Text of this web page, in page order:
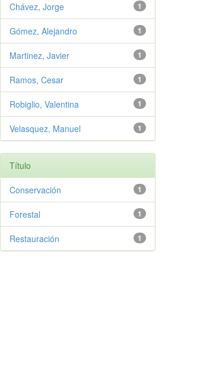
1
Chávez, Jorge
1
Gómez, Alejandro
1
Martinez, Javier
1
Ramos, Cesar
1
Robiglio, Valentina
1
Velasquez, Manuel
Título
1
Conservación
1
Forestal
1
Restauración